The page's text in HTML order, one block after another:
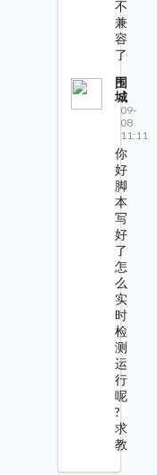
不
兼
容
了
围
城
09-
08
11:11
你
好
脚
本
写
好
了
怎
么
实
时
检
测
运
行
呢
?
求
教